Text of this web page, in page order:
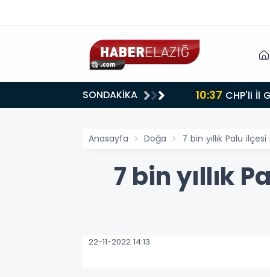
SONDAKİKA 10:37 CHP'li İl
Anasayfa Doğa 7 bin yıllık Palu
7 bin yıllık
22-11-2022 14:13